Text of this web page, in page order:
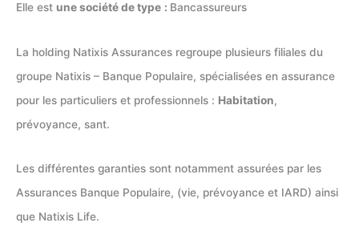
Elle est une société de type : Bancassureurs
La holding Natixis Assurances regroupe plusieurs filiales du
groupe Natixis – Banque Populaire, spécialisées en assurance
pour les particuliers et professionnels : Habitation,
prévoyance, sant.
Les différentes garanties sont notamment assurées par les
Assurances Banque Populaire, (vie, prévoyance et IARD) ainsi
que Natixis Life.